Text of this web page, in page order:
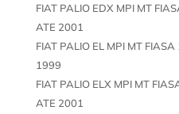
FIAT PALIO EDX MPI MT
ATE 2001
FIAT PALIO EL MPI MT
1999
FIAT PALIO ELX MPI MT
ATE 2001